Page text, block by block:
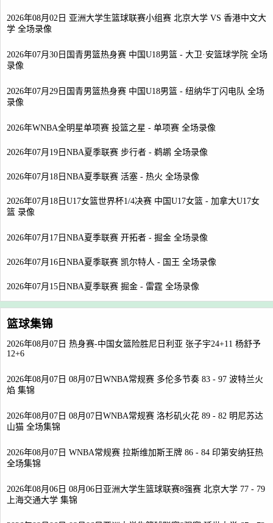
2026年08月02日 亚洲大学生篮球联赛小组赛 北京大学 VS 香港中文大
学 全场录像
2026年07月30日国青男篮热身赛 中国U18男篮 - 大卫·安篮球学院 全场
录像
2026年07月29日国青男篮热身赛 中国U18男篮 - 纽纳华丁闪电队 全场
录像
2026年WNBA全明星单项赛 投篮之星 - 单项赛 全场录像
2026年07月19日NBA夏季联赛 步行者 - 鹈鹕 全场录像
2026年07月18日NBA夏季联赛 活塞 - 热火 全场录像
2026年07月18日U17女篮世界杯1/4决赛 中国U17女篮 - 加拿大U17女
篮 录像
2026年07月17日NBA夏季联赛 开拓者 - 掘金 全场录像
2026年07月16日NBA夏季联赛 凯尔特人 - 国王 全场录像
2026年07月15日NBA夏季联赛 掘金 - 雷霆 全场录像
篮球集锦
2026年08月07日 热身赛-中国女篮险胜尼日利亚 张子宇24+11 杨舒予
12+6
2026年08月07日 08月07日WNBA常规赛 多伦多节奏 83 - 97 波特兰火
焰 集锦
2026年08月07日 08月07日WNBA常规赛 洛杉矶火花 89 - 82 明尼苏达
山猫 全场集锦
2026年08月07日 WNBA常规赛 拉斯维加斯王牌 86 - 84 印第安纳狂热
全场集锦
2026年08月06日 08月06日亚洲大学生篮球联赛8强赛 北京大学 77 - 79
上海交通大学 集锦